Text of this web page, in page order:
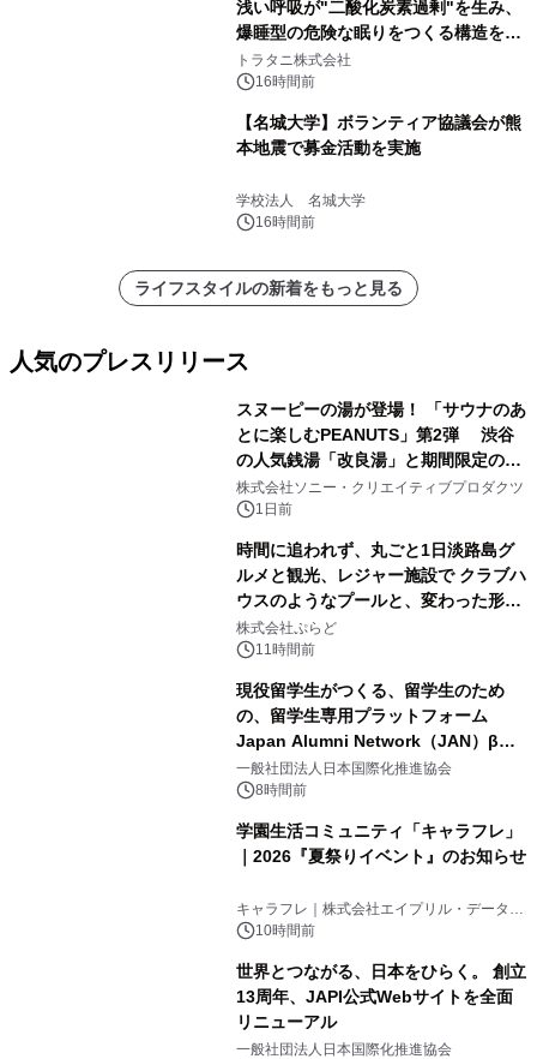
浅い呼吸が"二酸化炭素過剰"を生み、
爆睡型の危険な眠りをつくる構造を解
説
トラタニ株式会社
16時間前
【名城大学】ボランティア協議会が熊
本地震で募金活動を実施
学校法人 名城大学
16時間前
ライフスタイルの新着をもっと見る
人気のプレスリリース
スヌーピーの湯が登場！ 「サウナのあ
とに楽しむPEANUTS」第2弾 渋谷
の人気銭湯「改良湯」と期間限定のコ
ラボレーション サウナイキタイコラ
ボグッズも発売決定！
株式会社ソニー・クリエイティブプロダクツ
1日前
時間に追われず、丸ごと1日淡路島グ
ルメと観光、レジャー施設で クラブハ
ウスのようなプールと、変わった形の
サウナも 「THE BOXY AWAJI」のお
得な素泊まり連泊プランで
株式会社ぷらど
11時間前
現役留学生がつくる、留学生のため
の、留学生専用プラットフォーム
Japan Alumni Network（JAN）β版
をリリース
一般社団法人日本国際化推進協会
8時間前
学園生活コミュニティ「キャラフレ」
｜2026『夏祭りイベント』のお知らせ
キャラフレ｜株式会社エイプリル・データ・
デザインズ
10時間前
世界とつながる、日本をひらく。 創立
13周年、JAPI公式Webサイトを全面
リニューアル
一般社団法人日本国際化推進協会